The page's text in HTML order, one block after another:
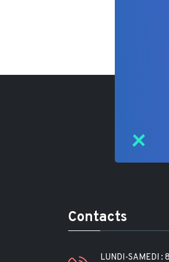
Contacts
LUNDI-SAMEDI :